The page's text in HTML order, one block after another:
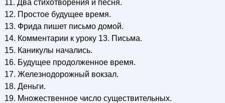
11. Два стихотворения и песня.
12. Простое будущее время.
13. Фрида пишет письмо домой.
14. Комментарии к уроку 13. Письма.
15. Каникулы начались.
16. Будущее продолженное время.
17. Железнодорожный вокзал.
18. Деньги.
19. Множественное число существительных.